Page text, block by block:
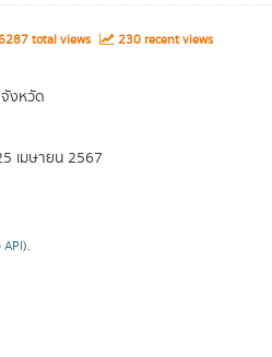
total views 230 recent views
งหวัด
เมษายน 2567
).